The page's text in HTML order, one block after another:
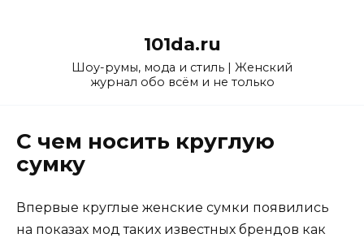
101da.ru
Шоу-румы, мода и стиль | Женский
журнал обо всём и не только
С чем носить круглую
сумку
Впервые круглые женские сумки появились
на показах мод таких известных брендов как